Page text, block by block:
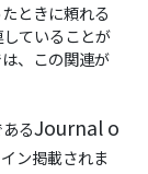
ときに頼れる
ていることが
、この関連が
るJournal o
ン掲載されま